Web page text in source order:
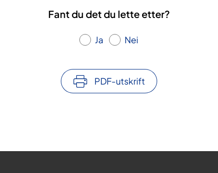
Fant du det du lette etter?
Ja Nei
PDF-utskrift